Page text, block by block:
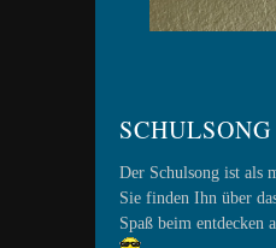
SCHULSONG
Der Schulsong ist als
Sie finden Ihn über
Spaß beim entdecken